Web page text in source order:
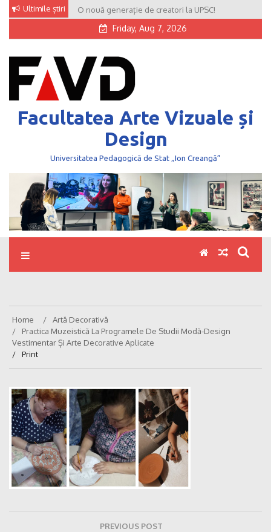
Skip
content
Ultimile știri O nouă generație de creatori la UPSC!
Friday, Aug 7, 2026
Facultatea Arte Vizuale și
Design
Universitatea Pedagogică de Stat „Ion Creangă”
Home
Artă Decorativă
Practica Muzeistică La Programele De Studii Modă-Design
Vestimentar Și Arte Decorative Aplicate
Print
PREVIOUS POST